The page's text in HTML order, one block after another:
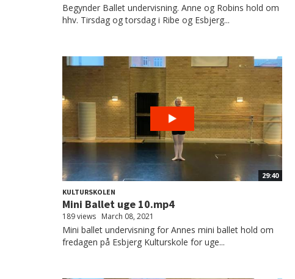
Begynder Ballet undervisning. Anne og Robins hold om
hhv. Tirsdag og torsdag i Ribe og Esbjerg...
29:40
KULTURSKOLEN
Mini Ballet uge 10.mp4
189 views March 08, 2021
Mini ballet undervisning for Annes mini ballet hold om
fredagen på Esbjerg Kulturskole for uge...